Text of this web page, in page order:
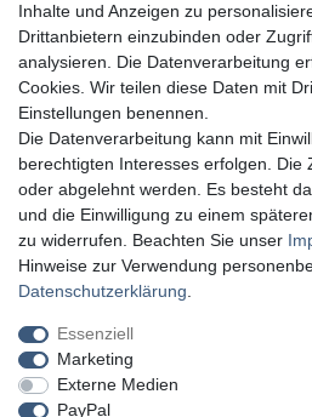
Inhalte und Anzeigen zu
Drittanbietern einzubinden oder
analysieren. Die Datenverarbeitung
Cookies. Wir teilen diese Daten mit
Einstellungen benennen.
Die Datenverarbeitung kann mit
berechtigten Interesses erfolgen. Die
oder abgelehnt werden. Es besteht
und die Einwilligung zu einem
zu widerrufen. Beachten Sie unser
Hinweise zur Verwendung
Daten­schutz­erklärung
Essenziell
Marketing
Externe Medien
PayPal